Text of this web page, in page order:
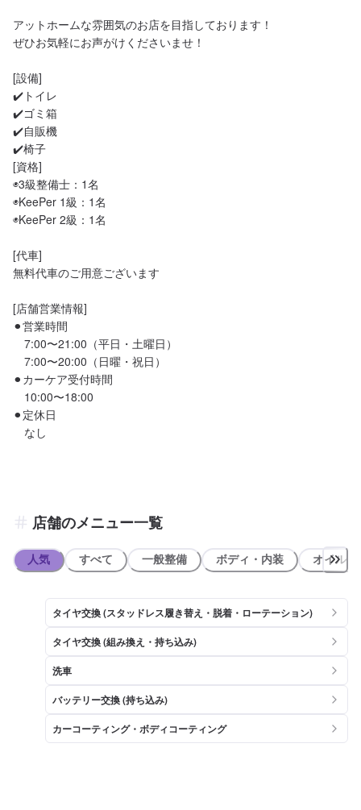
アットホームな雰囲気のお店を目指しております！
ぜひお気軽にお声がけくださいませ！
[設備]
✔️トイレ
✔️ゴミ箱
✔️自販機
✔️椅子
[資格]
◉3級整備士：1名
◉KeePer 1級：1名
◉KeePer 2級：1名
[代車]
無料代車のご用意ございます
[店舗営業情報]
⚫︎営業時間
7:00〜21:00（平日・土曜日）
7:00〜20:00（日曜・祝日）
⚫︎カーケア受付時間
10:00〜18:00
⚫︎定休日
なし
店舗のメニュー一覧
人気 すべて 一般整備 ボディ・内装 オイル類
タイヤ交換 (スタッドレス履き替え・脱着・ローテーション)
タイヤ交換 (組み換え・持ち込み)
洗車
バッテリー交換 (持ち込み)
カーコーティング・ボディコーティング